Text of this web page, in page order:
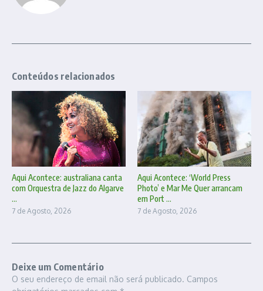
Conteúdos relacionados
Aqui Acontece: australiana canta
com Orquestra de Jazz do Algarve
...
7 de Agosto, 2026
Aqui Acontece: ‘World Press
Photo’ e Mar Me Quer arrancam
em Port ...
7 de Agosto, 2026
Deixe um Comentário
O seu endereço de email não será publicado. Campos